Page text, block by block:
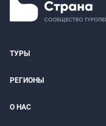
ТУРЫ
РЕГИОНЫ
О НАС